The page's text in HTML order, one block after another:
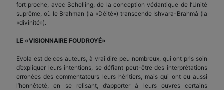
fort proche, avec Schelling, de la conception védantique de l’Unité
suprême, où le Brahman (la «Déité») transcende Ishvara-Brahmâ (la
«divinité»).
LE «VISIONNAIRE FOUDROYÉ»
Evola est de ces auteurs, à vrai dire peu nombreux, qui ont pris soin
d’expliquer leurs intentions, se défiant peut-être des interprétations
erronées des commentateurs leurs héritiers, mais qui ont eu aussi
l’honnêteté, en se relisant, d’apporter à leurs ouvres certains